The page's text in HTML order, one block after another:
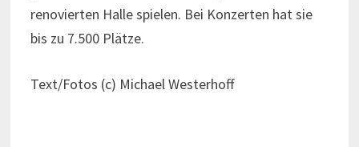
renovierten Halle spielen. Bei Konzerten hat sie
bis zu 7.500 Plätze.
Text/Fotos (c) Michael Westerhoff